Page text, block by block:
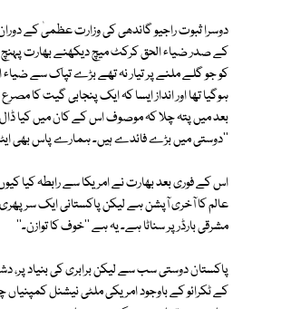
دوسرا ثبوت راجیو گاندھی کی وزارت عظمیٰ کے
کو جو گلے ملنے پر تیار نہ تھے بڑے تپاک سے
ہوگیا تھا اور انداز ایسا کہ ایک پنجابی گیت کا
بعد میں پتہ چلا کہ موصوف اس کے کان میں کیا
''دوستی میں بڑے فائدے ہیں۔ ہمارے پاس بھی
اس کے فوری بعد بھارت نے امریکا سے رابطہ کیا
عالم کا آخری آپشن ہے لیکن پاکستانی ایک سر
مشرقی بارڈر پر سناٹا ہے۔ یہ ہے ''خوف کا توازن۔''
پاکستان دوستی سب سے لیکن برابری کی بنیاد
کے ٹکرائو کے باوجود امریکی ملٹی نیشنل